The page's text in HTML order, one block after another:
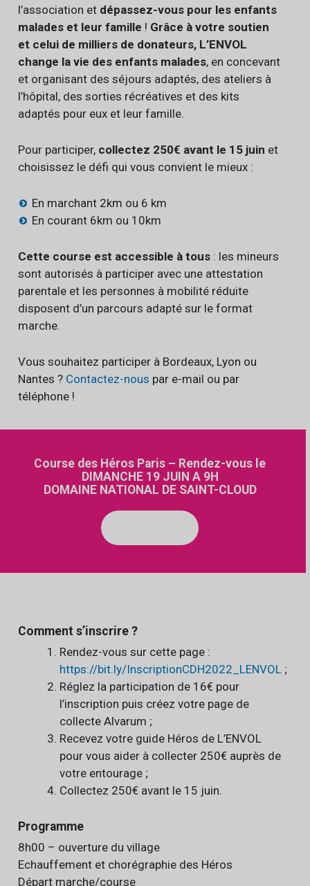
l’association et dépassez-vous pour les enfants
malades et leur famille ! Grâce à votre soutien
et celui de milliers de donateurs, L’ENVOL
change la vie des enfants malades, en concevant
et organisant des séjours adaptés, des ateliers à
l’hôpital, des sorties récréatives et des kits
adaptés pour eux et leur famille.
Pour participer, collectez 250€ avant le 15 juin et
choisissez le défi qui vous convient le mieux :
En marchant 2km ou 6 km
En courant 6km ou 10km
Cette course est accessible à tous : les mineurs
sont autorisés à participer avec une attestation
parentale et les personnes à mobilité réduite
disposent d’un parcours adapté sur le format
marche.
Vous souhaitez participer à Bordeaux, Lyon ou
Nantes ? Contactez-nous par e-mail ou par
téléphone !
Course des Héros Paris – Rendez-vous le
DIMANCHE 19 JUIN A 9H
DOMAINE NATIONAL DE SAINT-CLOUD
Comment s’inscrire ?
Rendez-vous sur cette page :
https://bit.ly/InscriptionCDH2022_LENVOL ;
Réglez la participation de 16€ pour
l’inscription puis créez votre page de
collecte Alvarum ;
Recevez votre guide Héros de L’ENVOL
pour vous aider à collecter 250€ auprès de
votre entourage ;
Collectez 250€ avant le 15 juin.
Programme
8h00 – ouverture du village
Echauffement et chorégraphie des Héros
Départ marche/course